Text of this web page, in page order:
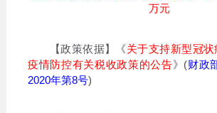
万元
【政策依据】《关于支持新型冠
疫情防控有关税收政策的公告》(财政
2020年第8号)